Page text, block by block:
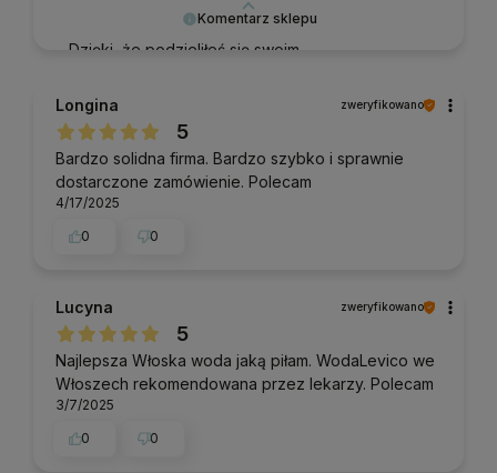
Komentarz sklepu
Dzięki, że podzieliłeś się swoim
Longina zweryfikowano
5
Bardzo solidna firma. Bardzo szybko i sprawnie
dostarczone zamówienie. Polecam
4/17/2025
0
0
Lucyna zweryfikowano
5
Najlepsza Włoska woda jaką piłam. WodaLevico we
Włoszech rekomendowana przez lekarzy. Polecam
3/7/2025
0
0